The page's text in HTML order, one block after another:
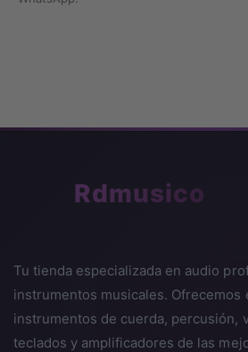
Rdmusico
Tu tienda especializada en audio
instrumentos musicales. Ofrecemos
instrumentos de cuerda, percusión,
teclados y amplificadores de las